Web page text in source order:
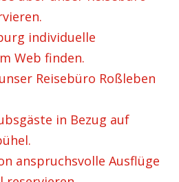
individuelle
Web finden.
Reisebüro Roßleben
in Bezug auf
anspruchsvolle Ausflüge